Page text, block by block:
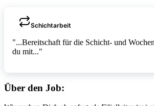
Schichtarbeit
"...Bereitschaft für die Schicht- und
du mit..."
Über den Job: